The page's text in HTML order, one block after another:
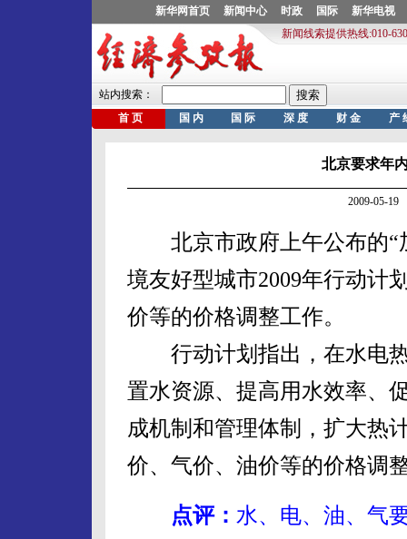
北京要求年
2009-05-19
北京市政府上午公布的“
境友好型城市2009年行动计
价等的价格调整工作。
行动计划指出，在水电热
置水资源、提高用水效率、
成机制和管理体制，扩大热
价、气价、油价等的价格调
点评： 水、电、油、气